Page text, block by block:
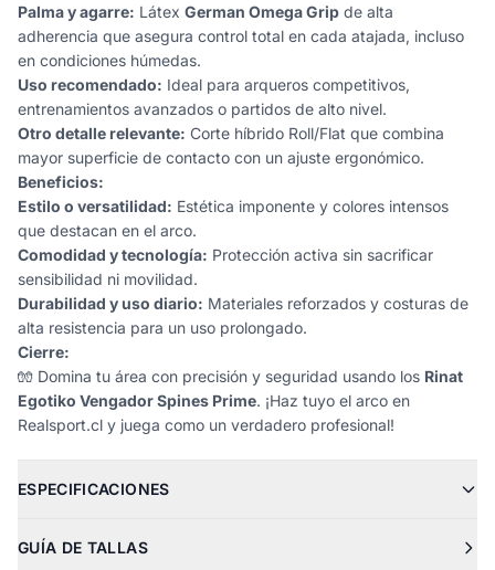
Palma y agarre: Látex German Omega Grip de alta
adherencia que asegura control total en cada atajada, incluso
en condiciones húmedas.
Uso recomendado: Ideal para arqueros competitivos,
entrenamientos avanzados o partidos de alto nivel.
Otro detalle relevante: Corte híbrido Roll/Flat que combina
mayor superficie de contacto con un ajuste ergonómico.
Beneficios:
Estilo o versatilidad: Estética imponente y colores intensos
que destacan en el arco.
Comodidad y tecnología: Protección activa sin sacrificar
sensibilidad ni movilidad.
Durabilidad y uso diario: Materiales reforzados y costuras de
alta resistencia para un uso prolongado.
Cierre:
🧤 Domina tu área con precisión y seguridad usando los Rinat
Egotiko Vengador Spines Prime. ¡Haz tuyo el arco en
Realsport.cl y juega como un verdadero profesional!
ESPECIFICACIONES
GUÍA DE TALLAS